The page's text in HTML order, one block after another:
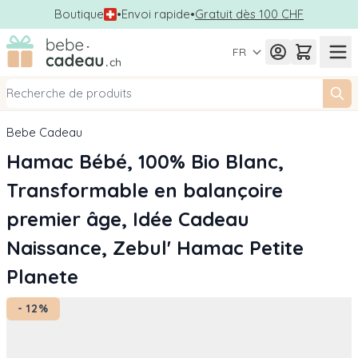
Boutique •Envoi rapide•Gratuit dès 100 CHF
Allez au contenu
FR
Bebe Cadeau
Hamac Bébé, 100% Bio Blanc,
Transformable en balançoire
premier âge, Idée Cadeau
Naissance, Zebul' Hamac Petite
Planete
- 12%